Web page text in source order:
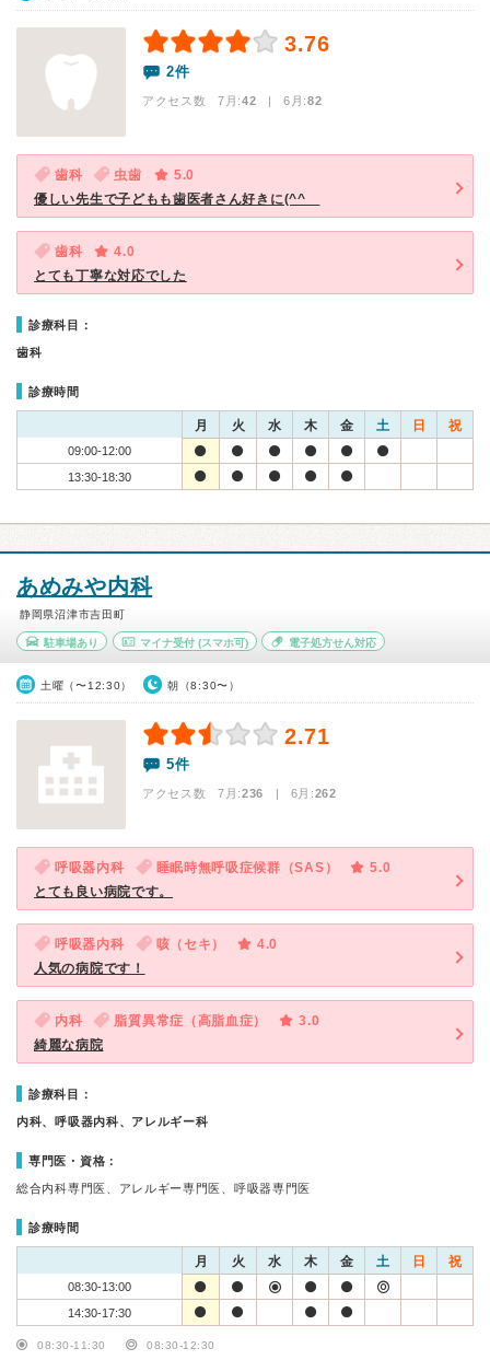
3.76
2件
アクセス数 7月:42 | 6月:82
歯科 虫歯
5.0
優しい先生で子どもも歯医者さん好きに(^^ゞ
歯科
4.0
とても丁寧な対応でした
診療科目：
歯科
診療時間
月 火 水 木 金 土 日 祝
09:00-12:00
13:30-18:30
あめみや内科
静岡県沼津市吉田町
駐車場あり マイナ受付(スマホ可) 電子処方せん対応
土曜（〜12:30） 朝（8:30〜）
2.71
5件
アクセス数 7月:236 | 6月:262
呼吸器内科 睡眠時無呼吸症候群（SAS）
5.0
とても良い病院です。
呼吸器内科 咳（セキ）
4.0
人気の病院です！
内科 脂質異常症（高脂血症）
3.0
綺麗な病院
診療科目：
内科、呼吸器内科、アレルギー科
専門医・資格：
総合内科専門医、アレルギー専門医、呼吸器専門医
診療時間
月 火 水 木 金 土 日 祝
08:30-13:00
14:30-17:30
08:30-11:30 08:30-12:30